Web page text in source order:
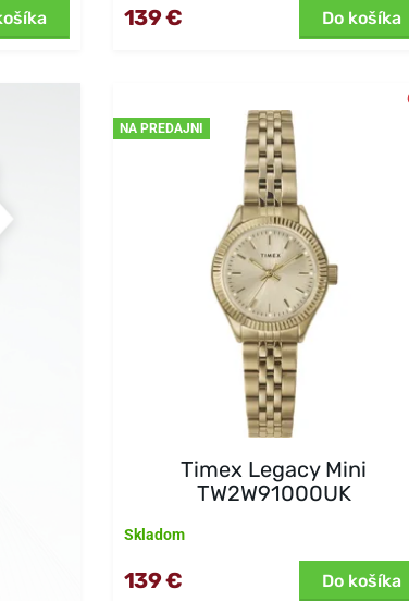
139 € Do košíka
NA PREDAJNI
Timex Legacy Mini
TW2W91000UK
Skladom
139 € Do košíka